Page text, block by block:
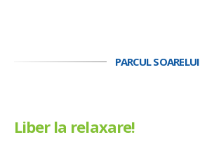
PARCUL SOARELUI
Liber la relaxare!